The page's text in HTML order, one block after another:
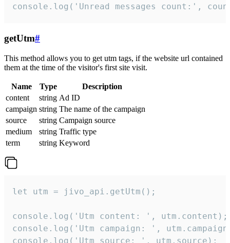
console.log('Unread messages count:',
getUtm#
This method allows you to get utm tags, if the website url contained
them at the time of the visitor's first site visit.
Name Type
Description
content
string Ad ID
campaign string The name of the campaign
source
string Campaign source
medium
string Traffic type
term
string Keyword
let utm = jivo_api.getUtm();
console.log('Utm content: ', utm.content);
console.log('Utm campaign: ',
console.log('Utm source: ', utm.source);